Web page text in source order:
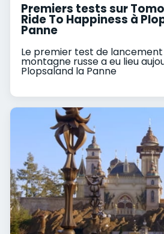
Premiers tests sur
Ride To Happiness à
Panne
Le premier test de
montagne russe a eu lieu
Plopsaland la Panne